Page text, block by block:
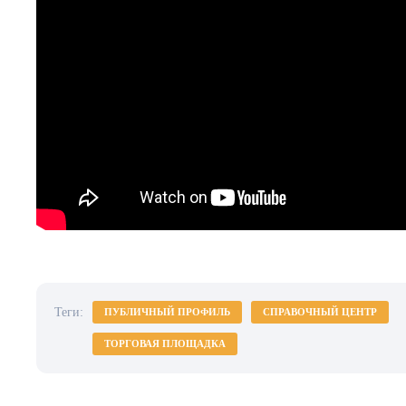
Теги: ПУБЛИЧНЫЙ ПРОФИЛЬ СПРАВОЧНЫЙ ЦЕНТР
ТОРГОВАЯ ПЛОЩАДКА